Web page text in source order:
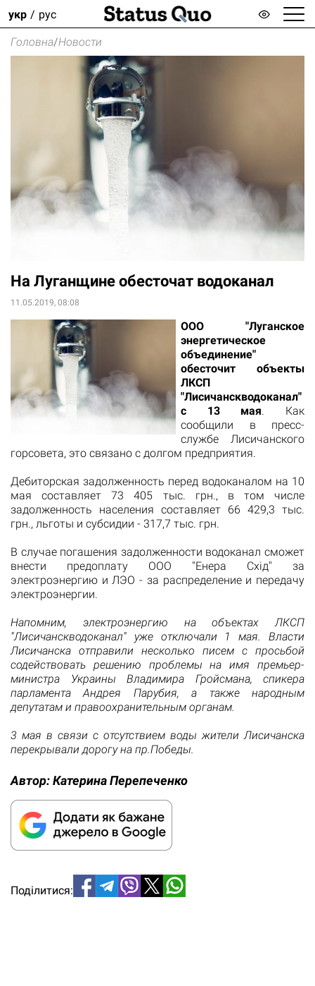
укр рус
Головна/Новости
На Луганщине обесточат водоканал
11.05.2019, 08:08
ООО "Луганское
энергетическое
объединение"
обесточит объекты
ЛКСП
"Лисичанскводоканал"
с 13 мая. Как
сообщили в пресс-
службе Лисичанского
горсовета, это связано с долгом предприятия.
Дебиторская задолженность перед водоканалом на 10
мая составляет 73 405 тыс. грн., в том числе
задолженность населения составляет 66 429,3 тыс.
грн., льготы и субсидии - 317,7 тыс. грн.
В случае погашения задолженности водоканал сможет
внести предоплату ООО "Енера Схід" за
электроэнергию и ЛЭО - за распределение и передачу
электроэнергии.
Напомним, электроэнергию на объектах ЛКСП
"Лисичанскводоканал" уже отключали 1 мая. Власти
Лисичанска отправили несколько писем с просьбой
содействовать решению проблемы на имя премьер-
министра Украины Владимира Гройсмана, спикера
парламента Андрея Парубия, а также народным
депутатам и правоохранительным органам.
3 мая в связи с отсутствием воды жители Лисичанска
перекрывали дорогу на пр.Победы.
Автор:Катерина Перепеченко
Поділитися: